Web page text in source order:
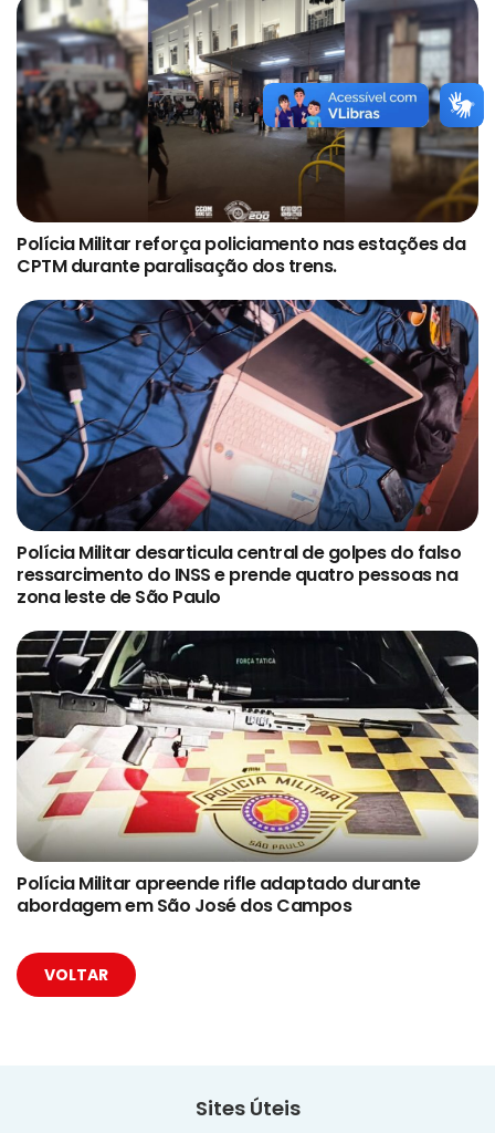
Polícia Militar reforça policiamento nas estações da
CPTM durante paralisação dos trens.
Polícia Militar desarticula central de golpes do falso
ressarcimento do INSS e prende quatro pessoas na
zona leste de São Paulo
Polícia Militar apreende rifle adaptado durante
abordagem em São José dos Campos
VOLTAR
Sites Úteis